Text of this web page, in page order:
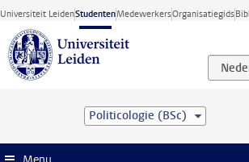
Ga direct naar de inhoud
Universiteit LeidenStudentenMedewerkersOrganisatiegids
Politicologie (BSc)